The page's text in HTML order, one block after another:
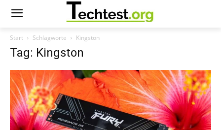
Start Schlagworte Kingston
Tag: Kingston